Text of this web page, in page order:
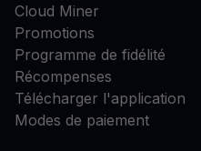
Cloud Miner
Promotions
Programme de fidélité
Récompenses
Télécharger l'application
Modes de paiement